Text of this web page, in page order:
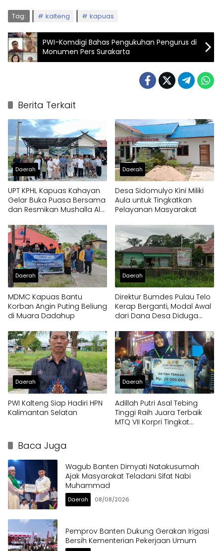
Tag: kalteng kapuas
PWI-Komdigi Bahas Pengukuhan Pengurus di
Monumen Pers Surakarta
Berita Terkait
Daerah
UPT KPHL Kapuas Kahayan
Gelar Buka Puasa Bersama
dan Resmikan Mushalla Al
Daerah
Desa Sidomulyo Kini Miliki
Aula untuk Tingkatkan
Pelayanan Masyarakat
Daerah
MDMC Kapuas Bantu
Korban Angin Puting Beliung
di Muara Dadahup
Daerah
Direktur Bumdes Pulau Telo
Kerap Berganti, Modal Awal
dari Dana Desa Diduga
Daerah
PWI Kalteng Siap Hadiri HPN
Kalimantan Selatan
Daerah
Adillah Putri Asal Tebing
Tinggi Raih Juara Terbaik
MTQ VII Korpri Tingkat
Baca Juga
Wagub Banten Dimyati Natakusumah
Ajak Masyarakat Teladani Sifat Nabi
Muhammad
Daerah 08/08/2026
Pemprov Banten Dukung Gerakan Irigasi
Bersih Kementerian Pekerjaan Umum